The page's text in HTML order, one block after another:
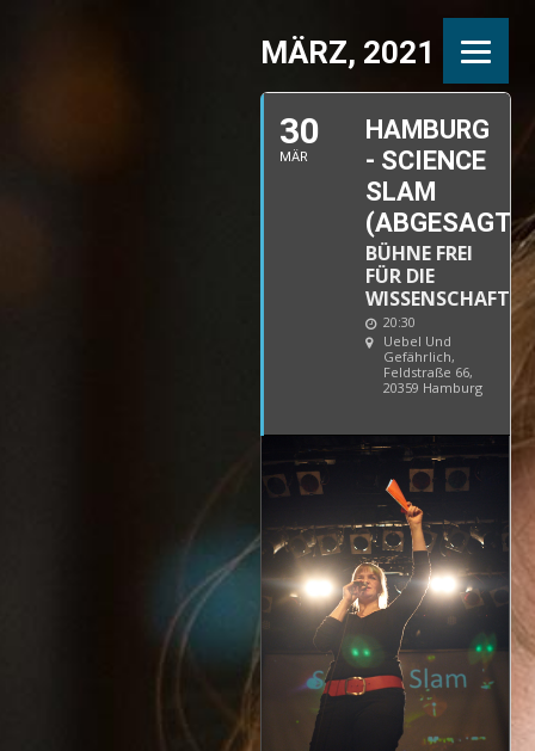
MÄRZ, 2021
30
MÄR
HAMBURG
- SCIENCE
SLAM
(ABGESAGT)
BÜHNE FREI
FÜR DIE
WISSENSCHAFT
20:30
Uebel Und
Gefährlich,
Feldstraße 66,
20359 Hamburg